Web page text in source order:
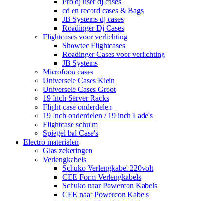
Pro dj user dj cases
cd en record cases & Bags
JB Systems dj cases
Roadinger Dj Cases
Flightcases voor verlichting
Showtec Flightcases
Roadinger Cases voor verlichting
JB Systems
Microfoon cases
Universele Cases Klein
Universele Cases Groot
19 Inch Server Racks
Flight case onderdelen
19 Inch onderdelen / 19 inch Lade's
Flightcase schuim
Spiegel bal Case's
Electro materialen
Glas zekeringen
Verlengkabels
Schuko Verlengkabel 220volt
CEE Form Verlengkabels
Schuko naar Powercon Kabels
CEE naar Powercon Kabels